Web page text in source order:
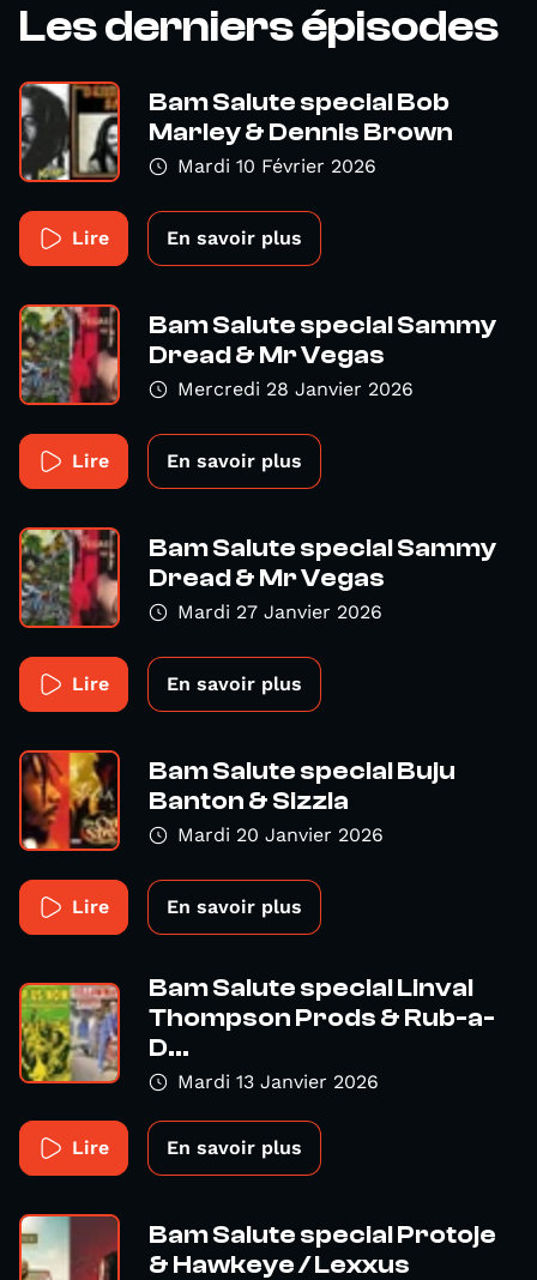
Les derniers épisodes
Bam Salute special Bob
Marley & Dennis Brown
Mardi 10 Février 2026
Lire En savoir plus
Bam Salute special Sammy
Dread & Mr Vegas
Mercredi 28 Janvier 2026
Lire En savoir plus
Bam Salute special Sammy
Dread & Mr Vegas
Mardi 27 Janvier 2026
Lire En savoir plus
Bam Salute special Buju
Banton & Sizzla
Mardi 20 Janvier 2026
Lire En savoir plus
Bam Salute special Linval
Thompson Prods & Rub-a-
D...
Mardi 13 Janvier 2026
Lire En savoir plus
Bam Salute special Protoje
& Hawkeye / Lexxus